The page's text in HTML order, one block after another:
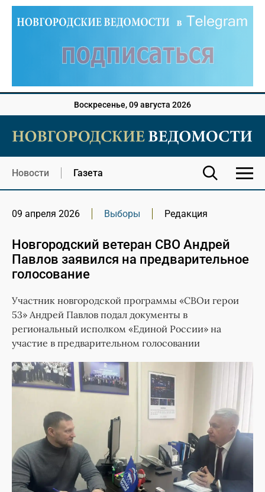
Воскресенье, 09 августа 2026
Новости Газета
09 апреля 2026 Выборы Редакция
Новгородский ветеран СВО Андрей
Павлов заявился на предварительное
голосование
Участник новгородской программы «СВОи герои
53» Андрей Павлов подал документы в
региональный исполком «Единой России» на
участие в предварительном голосовании